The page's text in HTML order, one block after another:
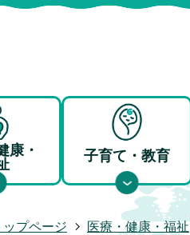
康・
子育て・教育
プページ 医療・健康・福祉